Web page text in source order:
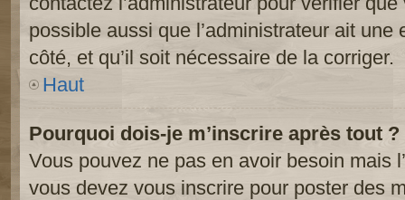
possible aussi que l’administrateur ait
côté, et qu’il soit nécessaire de la corriger.
Haut
Pourquoi dois-je m’inscrire après tout ?
Vous pouvez ne pas en avoir besoin mais
vous devez vous inscrire pour poster des